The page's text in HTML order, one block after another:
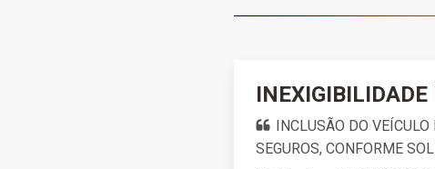
INCLUSÃO DO
SEGUROS, CONFORME